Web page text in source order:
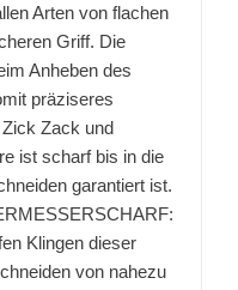
Arten von flachen
Griff. Die
Anheben des
präziseres
Zack und
ist scharf bis in die
garantiert ist.
Klingen dieser
von nahezu